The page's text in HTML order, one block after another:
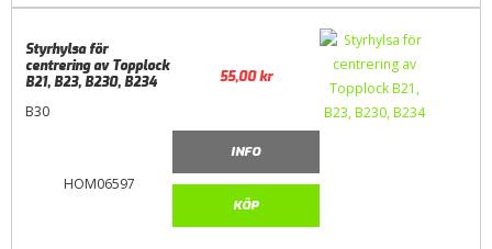
HOM06597
Styrhylsa för
centrering av Topplock
B21, B23, B230, B234
B30
55,00kr
INFO
KÖP